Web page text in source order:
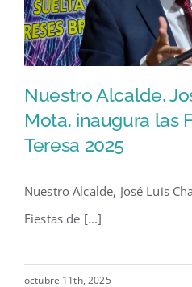
Chamón
Fiestas de
Nuestro Alcalde,
Mota, inaugura las
Teresa 2025
Nuestro Alcalde, José Luis
Fiestas de [...]
octubre 11th, 2025